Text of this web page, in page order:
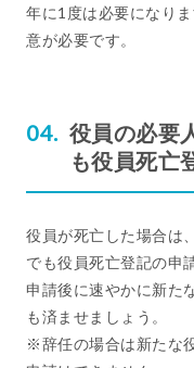
年に1度は必要になり
意が必要です。
役員の必要
も役員死亡
役員が死亡した場合は
でも役員死亡登記の申
申請後に速やかに新た
も済ませましょう。
※辞任の場合は新たな